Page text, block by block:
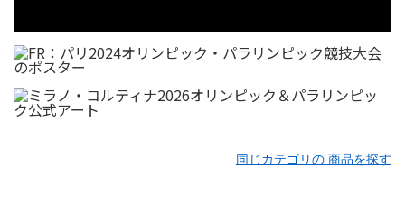
同じカテゴリの 商品を探す